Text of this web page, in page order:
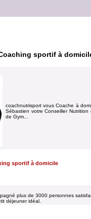
sportif à
coachnutrisport vous Coache à
Sébastien votre Conseiller
de Gym...
sportif à domicile
plus de 3000 personnes
déjeuner idéal.